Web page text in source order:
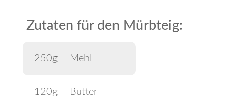
Zutaten für den Mürbteig:
250g Mehl
120g Butter